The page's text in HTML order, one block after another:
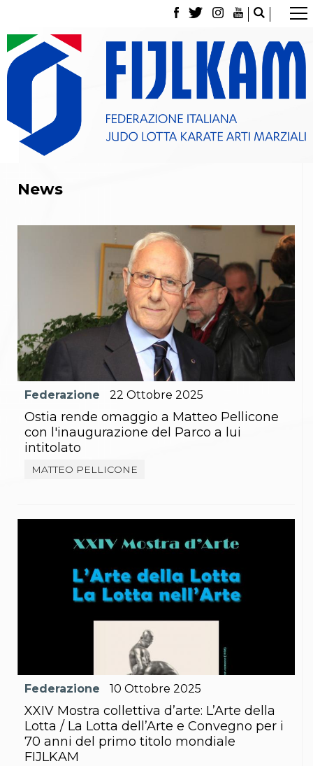
La Federazione
Tesseramento
Contatti
Norme e modulistica Affiliazioni e Tesseramenti
Classifica Società Sportive con più di 100 atleti
tesserati
Partners
Trasparenza
Judo
La disciplina
News
Attività Didattica
Gare e Risultati
Albi Federali
Arbitri
Lotta
La disciplina
News
Gare e Risultati
Attività Didattica
Albi Federali
Karate
Aikido
Ju Jitsu
Sumo
Capoeira
Grappling
Pancrazio/Pankration
S'istrumpa
News
Calendario Attività
Difesa Personale MGA
La disciplina
News
Merchandising
Mappa del sito
Cerca
News
Federazione 22 Ottobre 2025
Ostia rende omaggio a Matteo Pellicone
con l'inaugurazione del Parco a lui
intitolato
MATTEO PELLICONE
Federazione 10 Ottobre 2025
XXIV Mostra collettiva d’arte: L’Arte della
Lotta / La Lotta dell’Arte e Convegno per i
70 anni del primo titolo mondiale
FIJLKAM